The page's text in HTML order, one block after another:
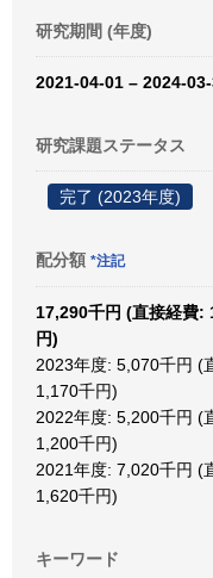
研究期間 (年度)
2021-04-01 – 2024-
研究課題ステータス
完了 (2023年度)
配分額 *注記
17,290千円 (直接経費:
円)
2023年度: 5,070千円 (
1,170千円)
2022年度: 5,200千円 (
1,200千円)
2021年度: 7,020千円 (
1,620千円)
キーワード